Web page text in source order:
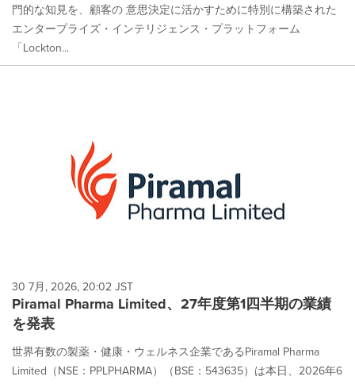
門的な知見を、顧客の 意思決定に活かすために特別に構築された
エンタープライズ・インテリジェンス・プラットフォーム
「Lockton...
30 7月, 2026, 20:02 JST
Piramal Pharma Limited、27年度第1四半期の業績
を発表
世界有数の製薬・健康・ウェルネス企業であるPiramal Pharma
Limited（NSE：PPLPHARMA）（BSE：543635）は本日、2026年6